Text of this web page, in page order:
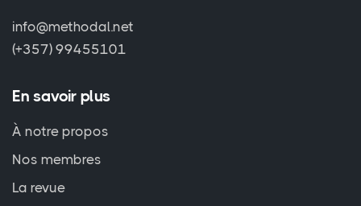
info@methodal.net
(+357) 99455101
En savoir plus
À notre propos
Nos membres
La revue